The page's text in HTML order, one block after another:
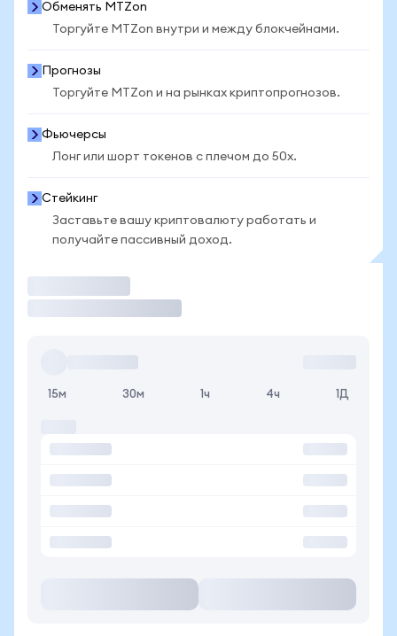
Обменять MTZon
Торгуйте MTZon внутри и между блокчейнами.
Прогнозы
Торгуйте MTZon и на рынках криптопрогнозов.
Фьючерсы
Лонг или шорт токенов с плечом до 50x.
Стейкинг
Заставьте вашу криптовалюту работать и
получайте пассивный доход.
15м 30м 1ч 4ч 1Д